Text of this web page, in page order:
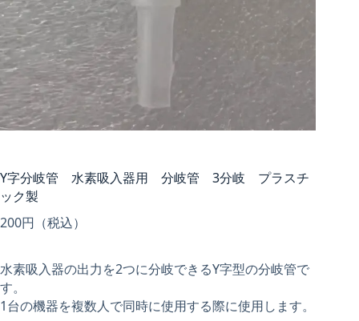
Y字分岐管 水素吸入器用 分岐管 3分岐 プラスチ
ック製
200円（税込）
水素吸入器の出力を2つに分岐できるY字型の分岐管で
す。
1台の機器を複数人で同時に使用する際に使用します。